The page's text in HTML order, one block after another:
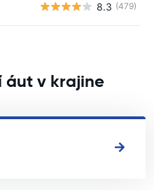
8.3 (479)
áut v krajine
áut v krajine Dornbirn